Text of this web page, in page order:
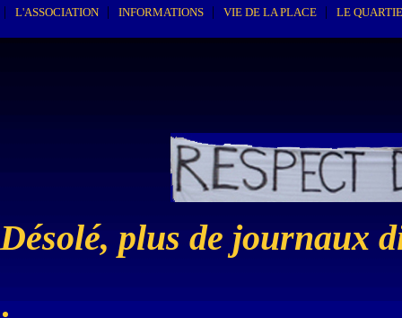
| L'ASSOCIATION | INFORMATIONS | VIE DE LA PLACE | LE
Désolé, plus de journaux